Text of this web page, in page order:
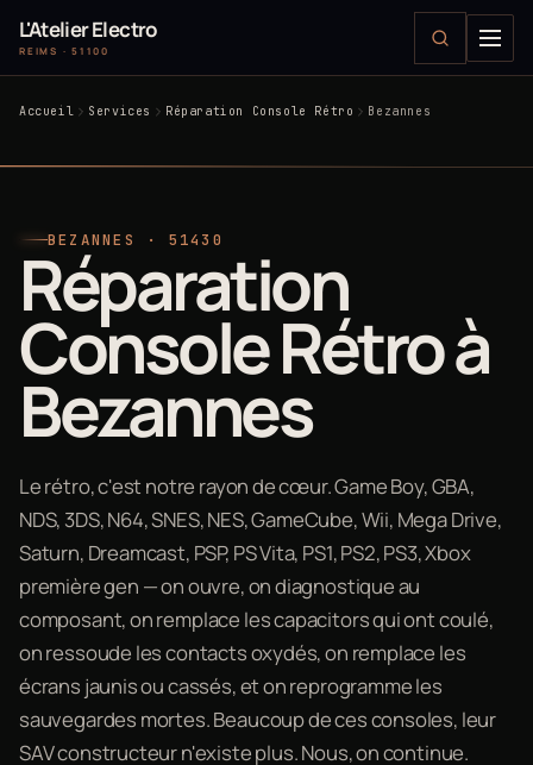
L'Atelier Electro
REIMS · 51100
Accueil Services Réparation Console Rétro Bezannes
BEZANNES · 51430
Réparation
Console Rétro à
Bezannes
Le rétro, c'est notre rayon de cœur. Game Boy, GBA,
NDS, 3DS, N64, SNES, NES, GameCube, Wii, Mega Drive,
Saturn, Dreamcast, PSP, PS Vita, PS1, PS2, PS3, Xbox
première gen — on ouvre, on diagnostique au
composant, on remplace les capacitors qui ont coulé,
on ressoude les contacts oxydés, on remplace les
écrans jaunis ou cassés, et on reprogramme les
sauvegardes mortes. Beaucoup de ces consoles, leur
SAV constructeur n'existe plus. Nous, on continue.